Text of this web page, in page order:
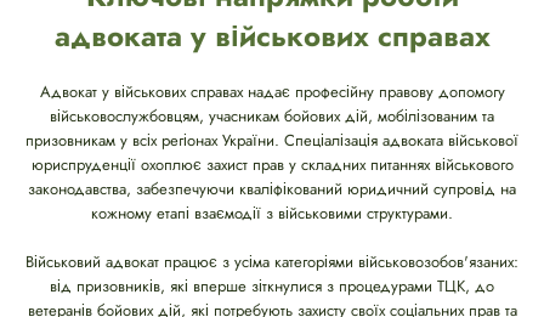
адвоката у військових справах
Адвокат у військових справах надає професійну правову допомогу
військовослужбовцям, учасникам бойових дій, мобілізованим та
призовникам у всіх регіонах України. Спеціалізація адвоката військової
юриспруденції охоплює захист прав у складних питаннях військового
законодавства, забезпечуючи кваліфікований юридичний супровід на
кожному етапі взаємодії з військовими структурами.
Військовий адвокат працює з усіма категоріями військовозобов'язаних:
від призовників, які вперше зіткнулися з процедурами ТЦК, до
ветеранів бойових дій, які потребують захисту своїх соціальних прав та